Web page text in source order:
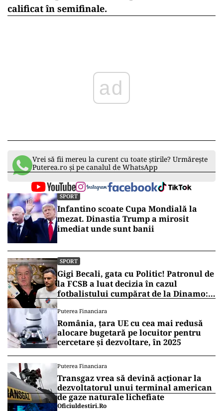
calificat în semifinale.
ad
Vrei să fii mereu la curent cu toate știrile? Urmărește
Puterea.ro și pe canalul de WhatsApp
SPORT
Infantino scoate Cupa Mondială la
mezat. Dinastia Trump a mirosit
imediat unde sunt banii
SPORT
Gigi Becali, gata cu Politic! Patronul de
la FCSB a luat decizia în cazul
fotbalistului cumpărat de la Dinamo:
Puterea Financiara
România, țara UE cu cea mai redusă
alocare bugetară pe locuitor pentru
cercetare și dezvoltare, în 2025
Puterea Financiara
Transgaz vrea să devină acționar la
dezvoltatorul unui terminal american
de gaze naturale lichefiate
Oficiuldestiri.ro